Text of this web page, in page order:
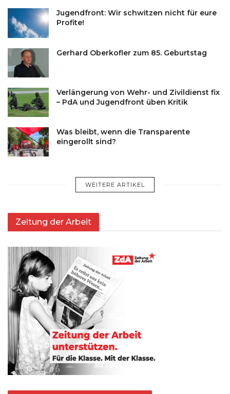
Jugendfront: Wir schwitzen nicht für eure
Profite!
Gerhard Oberkofler zum 85. Geburtstag
Verlängerung von Wehr- und Zivildienst fix
– PdA und Jugendfront üben Kritik
Was bleibt, wenn die Transparente
eingerollt sind?
WEITERE ARTIKEL
Zeitung der Arbeit